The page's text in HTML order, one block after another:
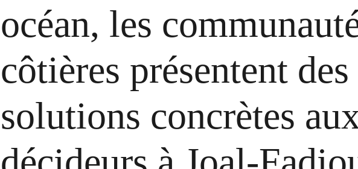
océan, les
côtières présentent des
solutions concrètes